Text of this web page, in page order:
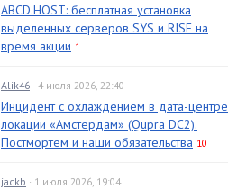
ABCD.HOST: бесплатная установка
выделенных серверов SYS и RISE на
время акции 1
Alik46 · 4 июля 2026, 22:40
Инцидент с охлаждением в дата-центре
локации «Амстердам» (Qupra DC2).
Постмортем и наши обязательства 10
jackb · 1 июля 2026, 19:04